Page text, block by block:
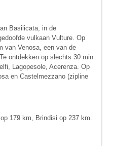
Basilicata, in de
vulkaan Vulture. Op
van Venosa, een van de
ontdekken op slechts 30 min.
Lagopesole, Acerenza. Op
en Castelmezzano (zipline
179 km, Brindisi op 237 km.